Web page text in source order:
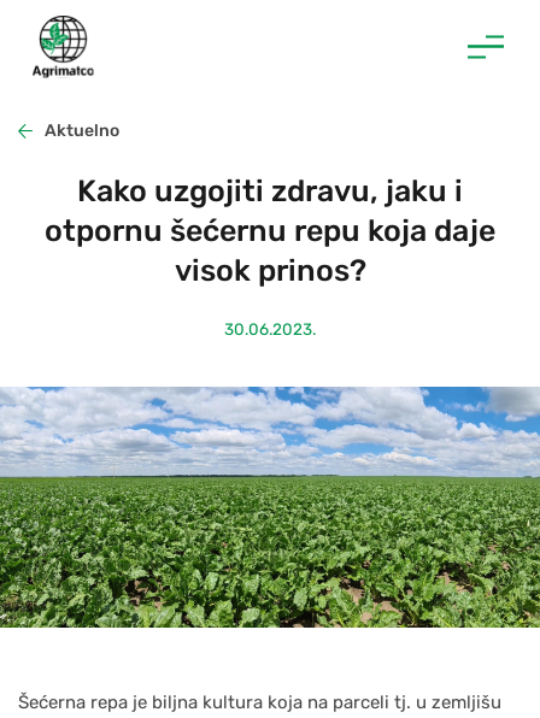
Skip
content
Aktuelno
Kako uzgojiti zdravu, jaku i
otpornu šećernu repu koja daje
visok prinos?
30.06.2023.
Šećerna repa je biljna kultura koja na parceli tj. u zemljišu